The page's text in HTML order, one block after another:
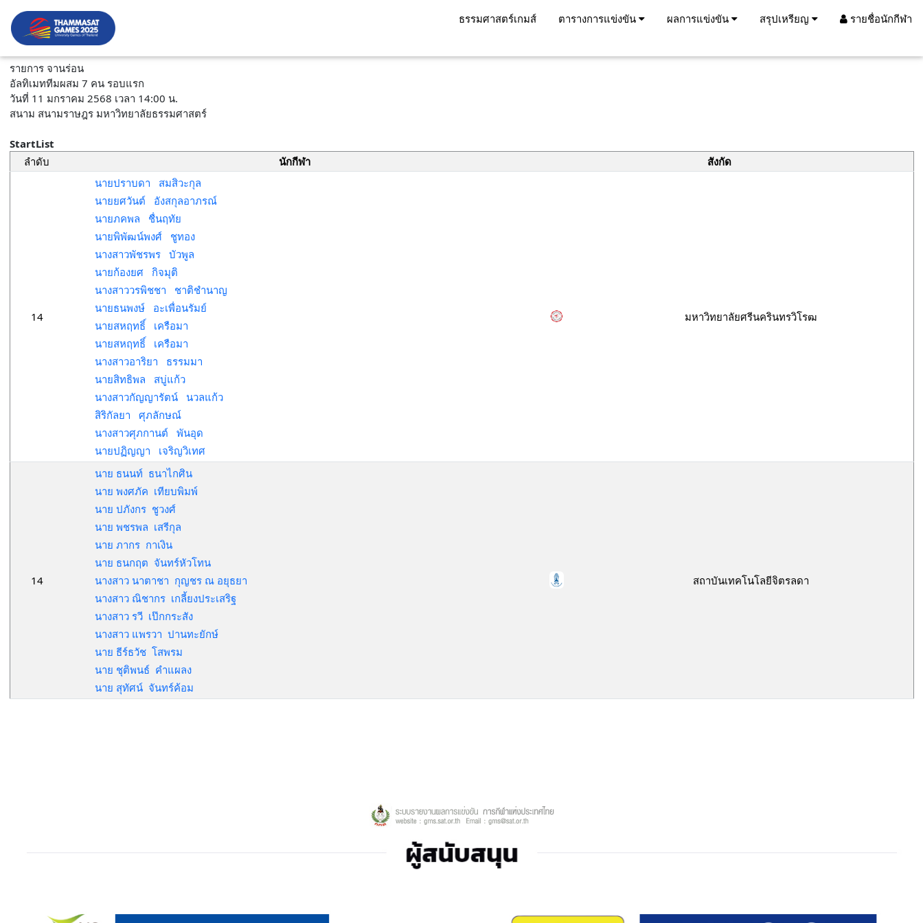
ธรรมศาสตร์เกมส์ ตารางการแข่งขัน ผลการแข่งขัน สรุปเหรียญ รายชื่อนักกีฬา
รายการ จานร่อน
อัลทิเมททีมผสม 7 คน รอบแรก
วันที่ 11 มกราคม 2568 เวลา 14:00 น.
สนาม สนามราษฎร มหาวิทยาลัยธรรมศาสตร์
StartList
ลำดับ
นักกีฬา สังกัด
14
นายปราบดา สมสิวะกุล
นายยศวันต์ อังสกุลอาภรณ์
นายภคพล ชื่นฤทัย
นายพิพัฒน์พงศ์ ชูทอง
นางสาวพัชรพร บัวพูล
นายก้องยศ กิจมุติ
นางสาววรพิชชา ชาติชำนาญ
นายธนพงษ์ อะเพื่อนรัมย์
นายสหฤทธิ์ เครือมา
นายสหฤทธิ์ เครือมา
นางสาวอาริยา ธรรมมา
นายสิทธิพล สบู่แก้ว
นางสาวกัญญารัตน์ นวลแก้ว
สิริกัลยา ศุภลักษณ์
นางสาวศุภกานต์ พันอุด
นายปฏิญญา เจริญวิเทศ
มหาวิทยาลัยศรีนครินทรวิโรฒ
14
นาย ธนนท์ ธนาไกศิน
นาย พงศภัค เทียบพิมพ์
นาย ปภังกร ชูวงศ์
นาย พชรพล เสรีกุล
นาย ภากร กาเงิน
นาย ธนกฤต จันทร์หัวโทน
นางสาว นาตาชา กุญชร ณ อยุธยา
นางสาว ณิชากร เกลี้ยงประเสริฐ
นางสาว รวี เป๊กกระสัง
นางสาว แพรวา ปานทะยักษ์
นาย ธีร์ธวัช โสพรม
นาย ชุติพนธ์ คำแผลง
นาย สุทัศน์ จันทร์ค้อม
สถาบันเทคโนโลยีจิตรลดา